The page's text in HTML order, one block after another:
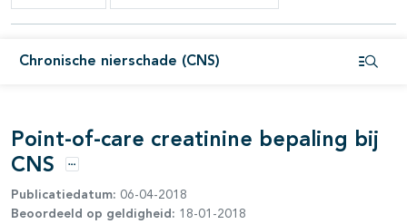
Chronische nierschade (CNS)
open- en dichtklappen
open- en dichtklappen
Point-of-care creatinine bepaling bij
CNS
Opties
Publicatiedatum: 06-04-2018
Beoordeeld op geldigheid: 18-01-2018